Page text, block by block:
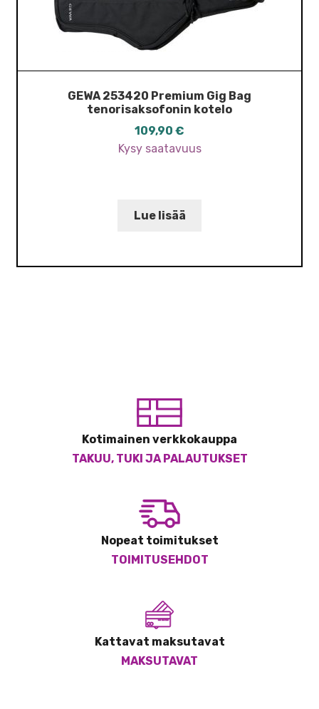
GEWA 253420 Premium Gig Bag
tenorisaksofonin kotelo
109,90 €
Kysy saatavuus
Lue lisää
Kotimainen verkkokauppa
TAKUU, TUKI JA PALAUTUKSET
Nopeat toimitukset
TOIMITUSEHDOT
Kattavat maksutavat
MAKSUTAVAT